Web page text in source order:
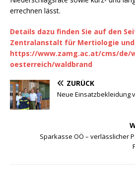
errechnen lässt.
Details dazu finden Sie auf den
Zentralanstalt für Mertiologie und
https://www.zamg.ac.at/cms/
oesterreich/waldbrand
ZURÜCK
Neue Einsatzbekleidung
Sparkasse OÖ – verlässlicher